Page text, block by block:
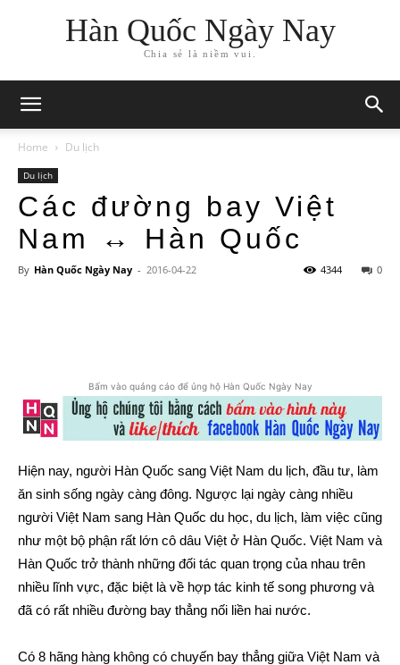
Hàn Quốc Ngày Nay
Chia sẻ là niềm vui.
Home Du lịch
Du lịch
Các đường bay Việt
Nam ↔ Hàn Quốc
By Hàn Quốc Ngày Nay - 2016-04-22 0
4344
Bấm vào quảng cáo để ủng hộ Hàn Quốc Ngày Nay
Hiện nay, người Hàn Quốc sang Việt Nam du lịch, đầu tư, làm
ăn sinh sống ngày càng đông. Ngược lại ngày càng nhiều
người Việt Nam sang Hàn Quốc du học, du lịch, làm việc cũng
như một bộ phận rất lớn cô dâu Việt ở Hàn Quốc. Việt Nam và
Hàn Quốc trở thành những đối tác quan trọng của nhau trên
nhiều lĩnh vực, đặc biệt là về hợp tác kinh tế song phương và
đã có rất nhiều đường bay thẳng nối liền hai nước.
Có 8 hãng hàng không có chuyến bay thẳng giữa Việt Nam và